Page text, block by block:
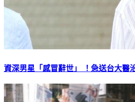
資深男星「感冒辭世」 ！急送台大